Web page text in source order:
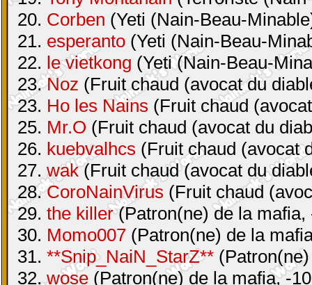
20. Corben (Yeti (Nain-Beau-
21. esperanto (Yeti (Nain-Beau-
22. le vietkong (Yeti (Nain-Beau-
23.Noz (Fruit chaud (avocat du
23. Ho les Nains (Fruit chaud
25. Mr.O (Fruit chaud (avocat du
26. kuebvalhcs (Fruit chaud (avocat
27. wak(Fruit chaud (avocat du
28.CoroNainVirus (Fruit chaud
29. the killer(Patron(ne) de la mafia,
30. Momo007 (Patron(ne) de la
31. **Snip_NaiN_StarZ**
32.wose (Patron(ne) de la mafia, -